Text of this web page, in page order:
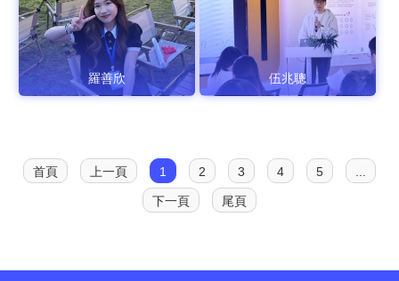
羅善欣 伍兆聰
首頁 上一頁 1 2 3 4 5
下一頁 尾頁